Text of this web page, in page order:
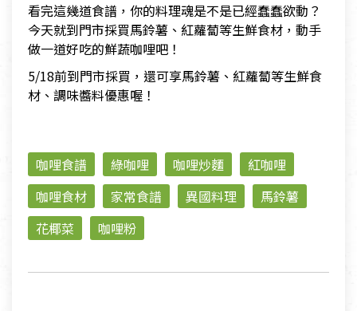
看完這幾道食譜，你的料理魂是不是已經蠢蠢欲動？
今天就到門市採買馬鈴薯、紅蘿蔔等生鮮食材，動手
做一道好吃的鮮蔬咖哩吧！
5/18前到門市採買，還可享馬鈴薯、紅蘿蔔等生鮮食
材、調味醬料優惠喔！
咖哩食譜 綠咖哩 咖哩炒麵
紅咖哩
咖哩食材
家常食譜 異國料理
馬鈴薯
花椰菜
咖哩粉